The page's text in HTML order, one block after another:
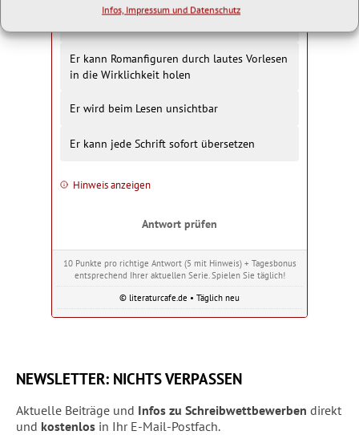
Infos, Impressum und Datenschutz
Er kann Romanfiguren durch lautes Vorlesen
in die Wirklichkeit holen
Er wird beim Lesen unsichtbar
Er kann jede Schrift sofort übersetzen
Hinweis anzeigen
Antwort prüfen
10 Punkte pro richtige Antwort (5 mit Hinweis) + Tagesbonus
entsprechend Ihrer aktuellen Serie. Spielen Sie täglich!
© literaturcafe.de • Täglich neu
NEWSLETTER: NICHTS VERPASSEN
Aktuelle Beiträge und Infos zu Schreibwettbewerben direkt
und kostenlos in Ihr E-Mail-Postfach.